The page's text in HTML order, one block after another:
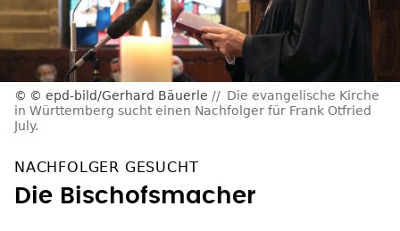
© epd-bild/Gerhard Bäuerle
Die evangelische Kirche
in Württemberg sucht einen Nachfolger für Frank Otfried
July.
NACHFOLGER GESUCHT
Die Bischofsmacher